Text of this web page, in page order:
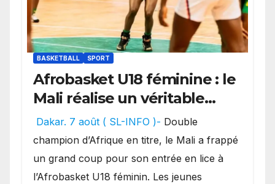
BASKETBALL SPORT
Afrobasket U18 féminine : le
Mali réalise un véritable
festival offensif et inflige
une lourde défaite au
Bénin.
Dakar. 7 août ( SL-INFO )- Double
champion d’Afrique en titre, le Mali a frappé
un grand coup pour son entrée en lice à
l’Afrobasket U18 féminin. Les jeunes